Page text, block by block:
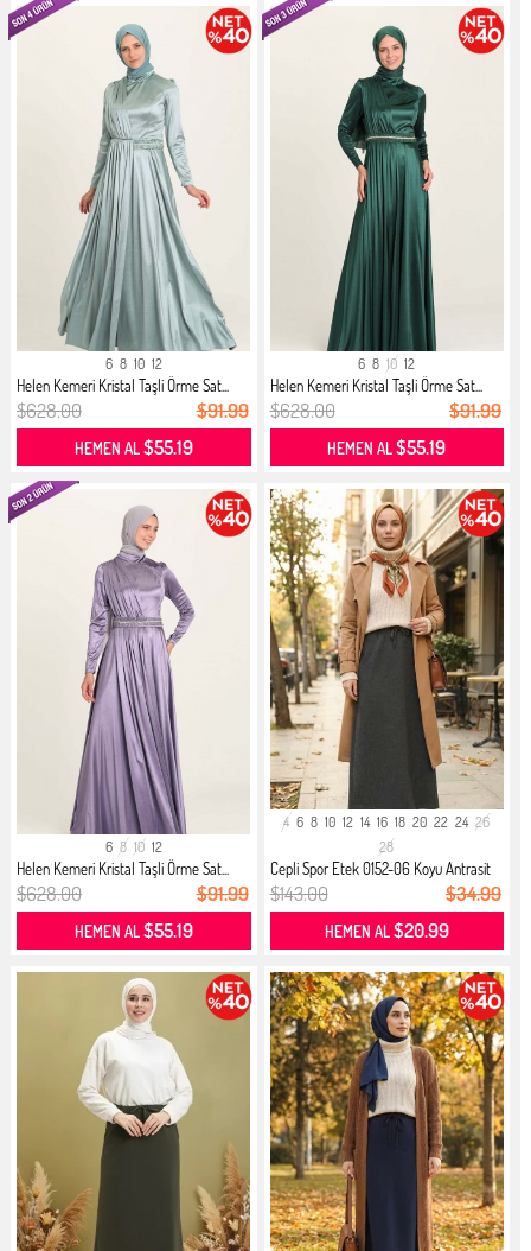
6 8 10 12
Helen Kemeri Kristal Taşli Örme Sat...
$628.00 $91.99
HEMEN AL$55.19
6 8 10 12
Helen Kemeri Kristal Taşli Örme Sat...
$628.00 $91.99
HEMEN AL$55.19
6 8 10 12
Helen Kemeri Kristal Taşli Örme Sat...
$628.00 $91.99
HEMEN AL$55.19
4 6 8 10 12 14 16 18 20 22 24 26
28
Cepli Spor Etek 0152-06 Koyu Antrasit
$143.00 $34.99
HEMEN AL$20.99